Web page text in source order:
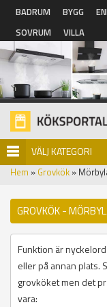
Hoppa till huvudinnehåll
BADRUM BYGG
SOVRUM
VILLA
VÄLJ KATEGORI
Hem » Grovkök »
GROVKÖK -
Funktion är
eller på annan plats.
grovköket men det
vara: